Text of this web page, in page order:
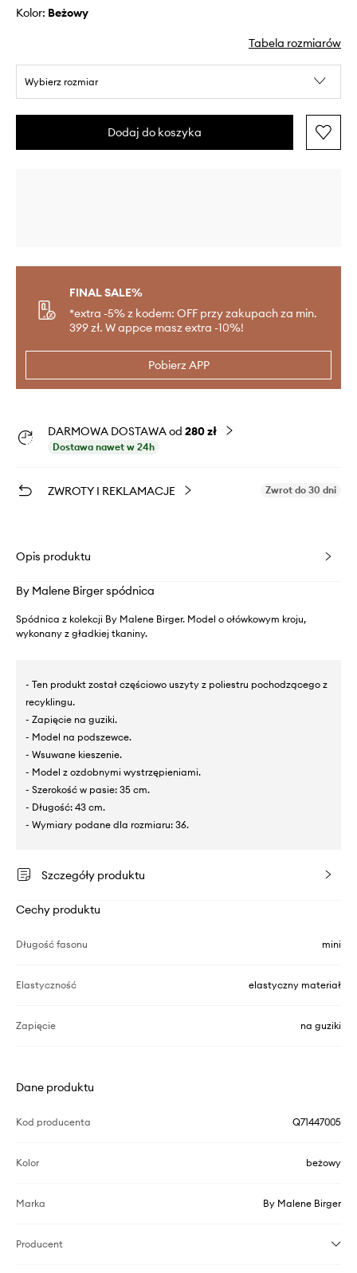
Kolor: beżowy
Tabela rozmiarów
Wybierz rozmiar
Dodaj do koszyka
FINAL SALE%
*extra -5% z kodem: OFF przy zakupach za min.
399 zł. W appce masz extra -10%!
Pobierz APP
DARMOWA DOSTAWA od 280 zł
Dostawa nawet w 24h
ZWROTY I REKLAMACJE Zwrot do 30 dni
Opis produktu
By Malene Birger spódnica
Spódnica z kolekcji By Malene Birger. Model o ołówkowym kroju,
wykonany z gładkiej tkaniny.
- Ten produkt został częściowo uszyty z poliestru pochodzącego z
recyklingu.
- Zapięcie na guziki.
- Model na podszewce.
- Wsuwane kieszenie.
- Model z ozdobnymi wystrzępieniami.
- Szerokość w pasie: 35 cm.
- Długość: 43 cm.
- Wymiary podane dla rozmiaru: 36.
Szczegóły produktu
Cechy produktu
Długość fasonu mini
Elastyczność elastyczny materiał
Zapięcie na guziki
Dane produktu
Kod producenta Q71447005
Kolor beżowy
Marka By Malene Birger
Producent